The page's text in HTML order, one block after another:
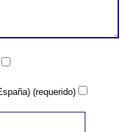
(requerido)